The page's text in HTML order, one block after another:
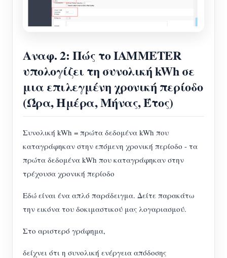
Αναφ. 2: Πώς το IAMMETER
υπολογίζει τη συνολική kWh σε
μια επιλεγμένη χρονική περίοδο
(Ώρα, Ημέρα, Μήνας, Έτος)
Συνολική kWh = πρώτα δεδομένα kWh που
καταγράφηκαν στην επόμενη χρονική περίοδο - τα
πρώτα δεδομένα kWh που καταγράφηκαν στην
τρέχουσα χρονική περίοδο
Εδώ είναι ένα απλό παράδειγμα. Δείτε παρακάτω
την εικόνα του δοκιμαστικού μας λογαριασμού.
Στο αριστερό γράφημα,
δείχνει ότι η συνολική ενέργεια απόδοσης